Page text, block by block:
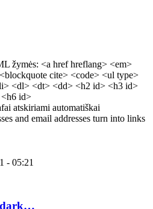
žymės: <a href hreflang> <em>
cite> <code> <ul type>
<dl> <dt> <dd> <h2 id> <h3 id>
id>
atskiriami automatiškai
and email addresses turn into links
- 05:21
dark…